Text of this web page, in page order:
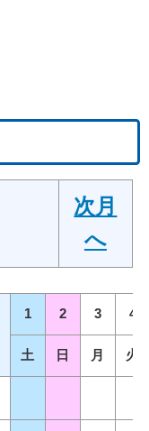
次月
へ
1 2 3 4
土 日 月 火